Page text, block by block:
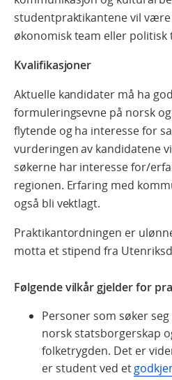
studentpraktikantene vil
økonomisk team eller politisk
Kvalifikasjoner
Aktuelle kandidater må ha
formuleringsevne på norsk
flytende og ha interesse for
vurderingen av kandidatene
søkerne har interesse for/
regionen. Erfaring med
også bli vektlagt.
Praktikantordningen er
motta et stipend fra
Følgende vilkår gjelder for
Personer som søker
norsk statsborgerskap
folketrygden. Det er
er student ved et